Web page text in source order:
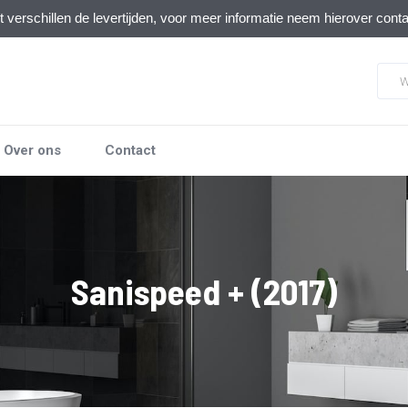
verschillen de levertijden, voor meer informatie neem hierover
Over ons Contact
Sanispeed + (2017)